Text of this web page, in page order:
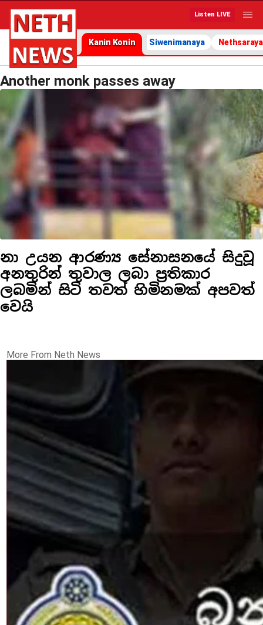
Listen LIVE
Kanin Konin Siwenimanaya Nethsaraya
Another monk passes away
නා උයන ආරණ්‍ය සේනාසනයේ සිදුවූ
අනතුරින් තුවාල ලබා ප්‍රතිකාර
ලබමින් සිටි තවත් හිමිනමක් අපවත්
වෙයි
More From Neth News